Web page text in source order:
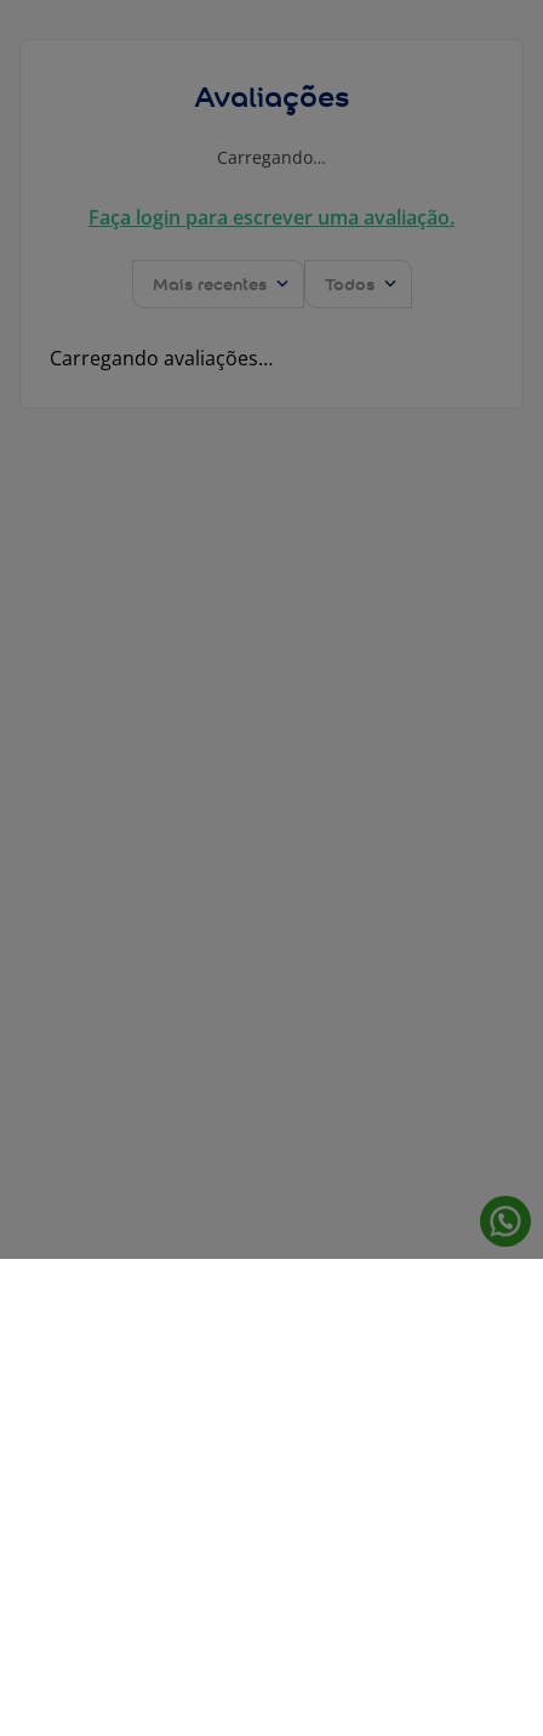
Avaliações
Carregando…
Faça login para escrever uma avaliação.
Mais recentes Todos
Carregando avaliações…